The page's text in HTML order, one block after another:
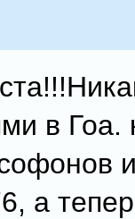
в
а